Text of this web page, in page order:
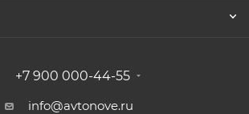
+7 900 000-44-55
info@avtonove.ru